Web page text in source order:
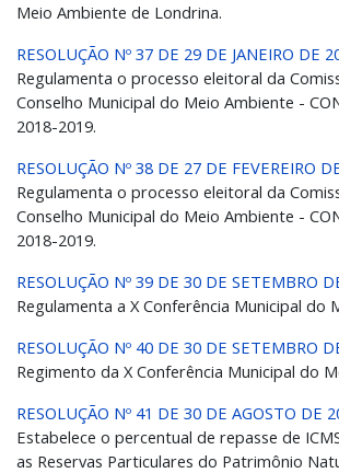
Meio Ambiente de Londrina.
RESOLUÇÃO Nº 37 DE 29 DE JANEIRO DE
Regulamenta o processo eleitoral da
Conselho Municipal do Meio Ambiente -
2018-2019.
RESOLUÇÃO Nº 38 DE 27 DE FEVEREIRO
Regulamenta o processo eleitoral da
Conselho Municipal do Meio Ambiente -
2018-2019.
RESOLUÇÃO Nº 39 DE 30 DE SETEMBRO
Regulamenta a X Conferência Municipal do
RESOLUÇÃO Nº 40 DE 30 DE SETEMBRO
Regimento da X Conferência Municipal do
RESOLUÇÃO Nº 41 DE 30 DE AGOSTO DE
Estabelece o percentual de repasse de
as Reservas Particulares do Patrimônio